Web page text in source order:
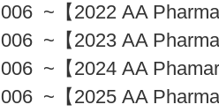
006 ~【2022 AA
006 ~【2023 AA
006 ~【2024 AA
006 ~【2025 AA